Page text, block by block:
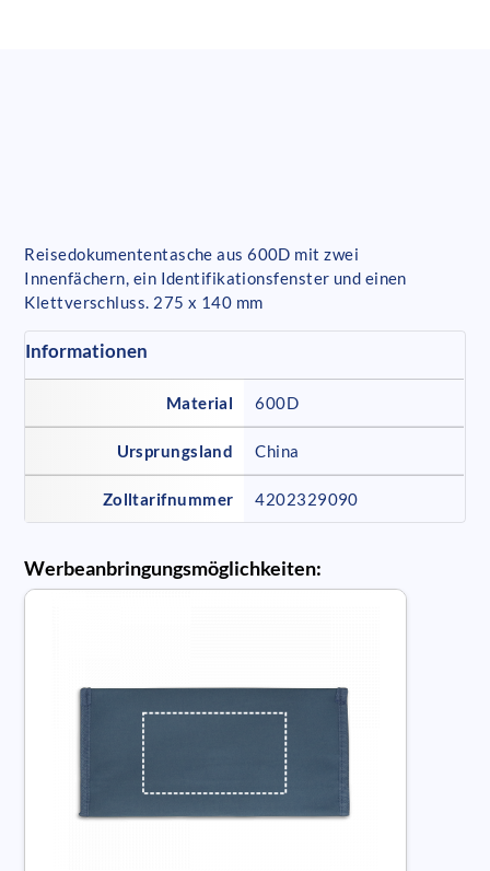
Reisedokumententasche aus 600D mit zwei
Innenfächern, ein Identifikationsfenster und einen
Klettverschluss. 275 x 140 mm
Informationen
Material 600D
Ursprungsland China
Zolltarifnummer 4202329090
Werbeanbringungsmöglichkeiten: